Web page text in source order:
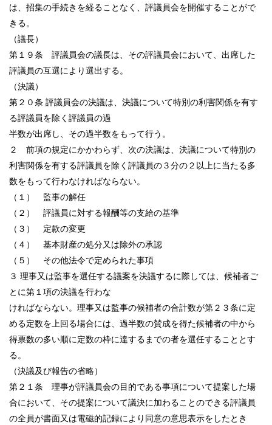
は、招集の手続きを経ることなく、評議員会を開催することがで
きる。
（議長）
第１９条 評議員会の議長は、その評議員会において、出席した
評議員の互選により選出する。
（決議）
第２０条 評議員会の決議は、決議について特別の利害関係を有す
る評議員を除く評議員の過
半数が出席し、その過半数をもって行う。
２ 前項の規定にかかわらず、次の決議は、決議について特別の
利害関係を有する評議員を除く評議員の３分の２以上に当たる多
数をもって行わなければならない。
（１） 監事の解任
（２） 評議員に対する報酬等の支給の基準
（３） 定款の変更
（４） 基本財産の処分又は除外の承認
（５） その他法令で定められた事項
３ 理事又は監事を選任する議案を決議するに際しては、候補者ご
とに第１項の決議を行わな
ければならない。理事又は監事の候補者の合計数が第２３条に定
める定数を上回る場合には、過半数の賛成を得た候補者の中から
得票数の多い順に定数の枠に達するまでの者を選任することとす
る。
（決議及び報告の省略）
第２１条 理事が評議員会の目的である事項について提案した場
合において、その提案について議決に加わることのできる評議員
の全員が書面又は電磁的記録により同意の意思表示をしたとき